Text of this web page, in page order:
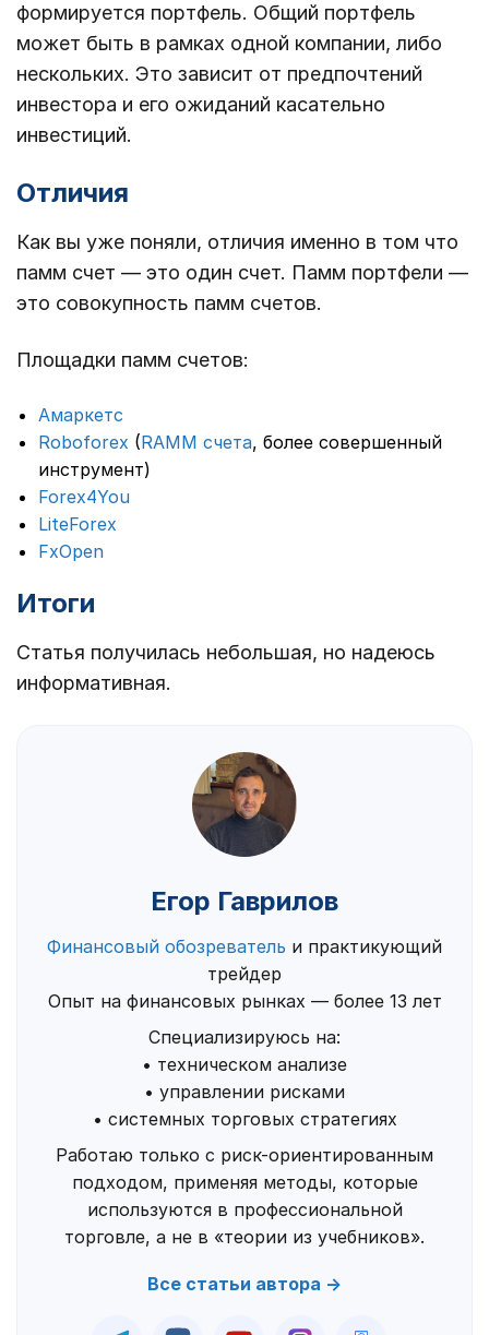
формируется портфель. Общий портфель
может быть в рамках одной компании, либо
нескольких. Это зависит от предпочтений
инвестора и его ожиданий касательно
инвестиций.
Отличия
Как вы уже поняли, отличия именно в том что
памм счет — это один счет. Памм портфели —
это совокупность памм счетов.
Площадки памм счетов:
Амаркетс
Roboforex (RAMM счета, более совершенный
инструмент)
Forex4You
LiteForex
FxOpen
Итоги
Статья получилась небольшая, но надеюсь
информативная.
Егор Гаврилов
Финансовый обозреватель и практикующий
трейдер
Опыт на финансовых рынках — более 13 лет
Специализируюсь на:
• техническом анализе
• управлении рисками
• системных торговых стратегиях
Работаю только с риск-ориентированным
подходом, применяя методы, которые
используются в профессиональной
торговле, а не в «теории из учебников».
Все статьи автора →